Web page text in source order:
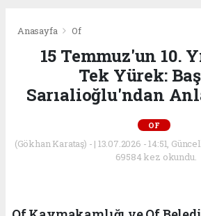
Anasayfa Of
15 Temmuz'un 10.
Tek Yürek:
Sarıalioğlu'ndan
OF
(Gökhan Karataş) - | 13.07.2026 - 14:51,
69584 kez okundu.